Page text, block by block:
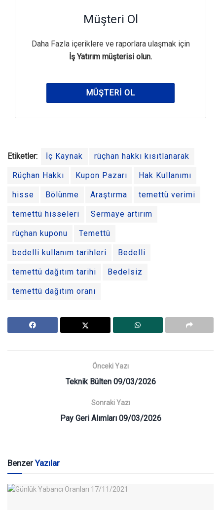
Müşteri Ol
Daha Fazla içeriklere ve raporlara ulaşmak için
İş Yatırım müşterisi olun.
MÜŞTERI OL
Etiketler: İç Kaynak rüçhan hakkı kısıtlanarak
Rüçhan Hakkı Kupon Pazarı Hak Kullanımı
hisse Bölünme Araştırma temettü verimi
temettü hisseleri Sermaye artırım
rüçhan kuponu Temettü
bedelli kullanım tarihleri Bedelli
temettü dağıtım tarihi Bedelsiz
temettü dağıtım oranı
Önceki Yazı
Teknik Bülten 09/03/2026
Sonraki Yazı
Pay Geri Alımları 09/03/2026
BenzerYazılar